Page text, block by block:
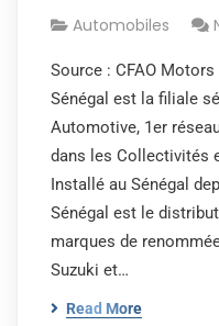
Automobiles
Source : CFAO
Sénégal est la filiale
Automotive, 1er
dans les Collectivités
Installé au Sénégal
Sénégal est le
marques de
Suzuki et…
Read More